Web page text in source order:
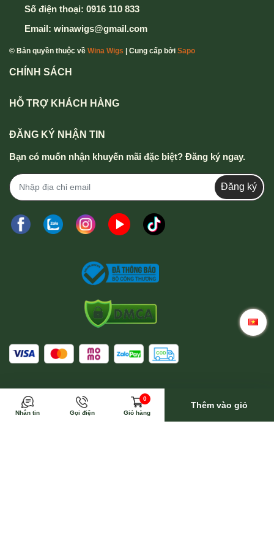
hotline0916 110 833 - 0357 833 699
Trong trường hợp này Wina sẽ toàn bộ trả phí vận
chuyển
Số điện thoại: 0916 110 833
Email: winawigs@gmail.com
© Bản quyền thuộc về Wina Wigs | Cung cấp bởi Sapo
CHÍNH SÁCH
HỖ TRỢ KHÁCH HÀNG
ĐĂNG KÝ NHẬN TIN
Bạn có muốn nhận khuyến mãi đặc biệt? Đăng ký ngay.
Đăng ký
Nhắn tin Gọi điện
0
Giỏ hàng
Thêm vào giỏ